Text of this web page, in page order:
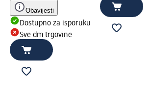
Obavijesti
Dostupno za isporuku
Sve dm trgovine